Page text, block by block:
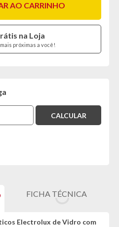
AO CARRINHO
na Loja
próximas a você!
FICHA TÉCNICA
Electrolux de Vidro com